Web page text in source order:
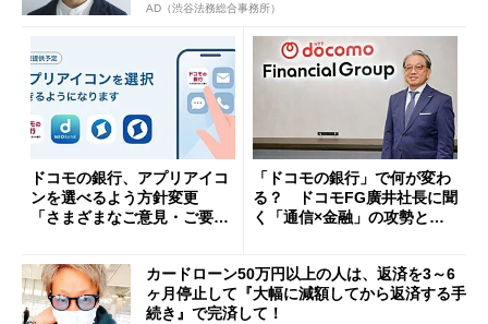
AD（渋谷法務総合事務所）
ドコモの銀行、アプリアイコ
ンを選べるよう方針変更
「さまざまなご意見・ご要望
「ドコモの銀行」で何が変わ
る？ ドコモFG廣井社長に聞
く「通信×金融」の攻勢とグ
カードローン50万円以上の人は、返済を3～6
ヶ月停止して『大幅に減額してから返済する手
続き』で完済して！